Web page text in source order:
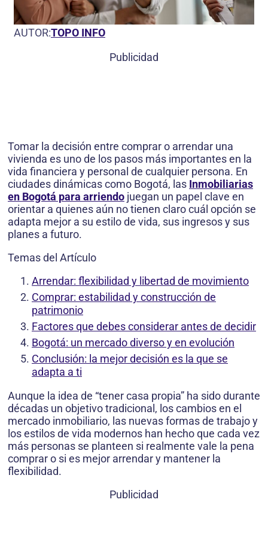
AUTOR:TOPO INFO
Publicidad
Tomar la decisión entre comprar o arrendar una
vivienda es uno de los pasos más importantes en la
vida financiera y personal de cualquier persona. En
ciudades dinámicas como Bogotá, las Inmobiliarias
en Bogotá para arriendo juegan un papel clave en
orientar a quienes aún no tienen claro cuál opción se
adapta mejor a su estilo de vida, sus ingresos y sus
planes a futuro.
Temas del Artículo
Arrendar: flexibilidad y libertad de movimiento
Comprar: estabilidad y construcción de
patrimonio
Factores que debes considerar antes de decidir
Bogotá: un mercado diverso y en evolución
Conclusión: la mejor decisión es la que se
adapta a ti
Aunque la idea de “tener casa propia” ha sido durante
décadas un objetivo tradicional, los cambios en el
mercado inmobiliario, las nuevas formas de trabajo y
los estilos de vida modernos han hecho que cada vez
más personas se planteen si realmente vale la pena
comprar o si es mejor arrendar y mantener la
flexibilidad.
Publicidad